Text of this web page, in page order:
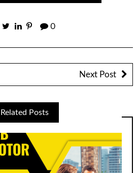
0
Next Post
Related Posts